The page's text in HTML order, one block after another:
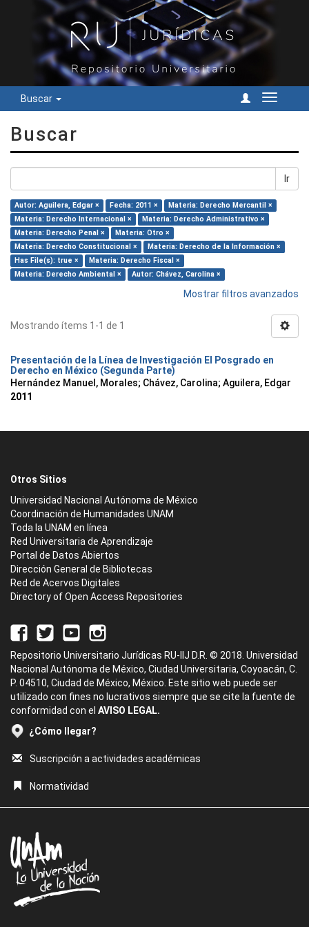
Buscar
Cambiar
Buscar
Ir
Autor: Aguilera, Edgar × Fecha: 2011 ×
Materia: Derecho Mercantil ×
Materia: Derecho Internacional ×
Materia: Derecho Administrativo ×
Materia: Derecho Penal ×
Materia: Otro ×
Materia: Derecho Constitucional ×
Materia: Derecho de la Información ×
Has File(s): true ×
Materia: Derecho Fiscal ×
Materia: Derecho Ambiental ×
Autor: Chávez, Carolina ×
Mostrar filtros avanzados
Mostrando ítems 1-1 de 1
Presentación de la Línea de Investigación El Posgrado en
Derecho en México (Segunda Parte)
Hernández Manuel, Morales; Chávez, Carolina; Aguilera, Edgar
2011
Otros Sitios
Universidad Nacional Autónoma de México
Coordinación de Humanidades UNAM
Toda la UNAM en línea
Red Universitaria de Aprendizaje
Portal de Datos Abiertos
Dirección General de Bibliotecas
Red de Acervos Digitales
Directory of Open Access Repositories
Repositorio Universitario Jurídicas RU-IIJ D.R. © 2018. Universidad
Nacional Autónoma de México, Ciudad Universitaria, Coyoacán, C.
P. 04510, Ciudad de México, México. Este sitio web puede ser
utilizado con fines no lucrativos siempre que se cite la fuente de
conformidad con el AVISO LEGAL.
¿Cómo llegar?
Suscripción a actividades académicas
Normatividad